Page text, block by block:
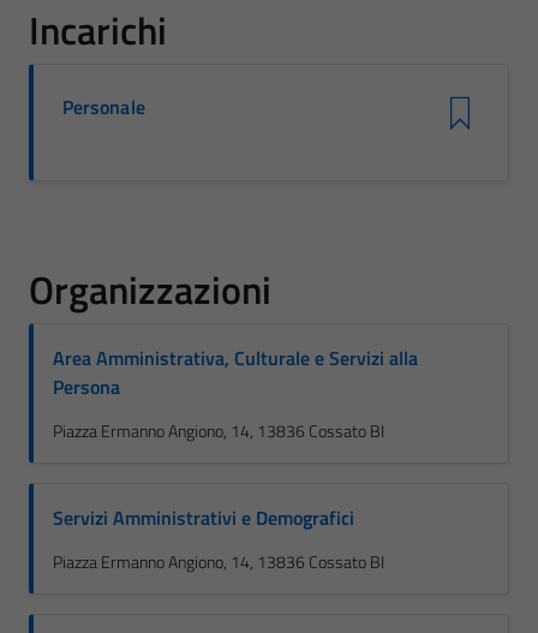
Incarichi
Personale
Organizzazioni
Area Amministrativa, Culturale e Servizi alla
Persona
Piazza Ermanno Angiono, 14, 13836 Cossato BI
Servizi Amministrativi e Demografici
Piazza Ermanno Angiono, 14, 13836 Cossato BI